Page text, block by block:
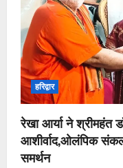
हरिद्वार
रेखा आर्या ने श्रीमहंत
आशीर्वाद,ओलंपिक
समर्थन